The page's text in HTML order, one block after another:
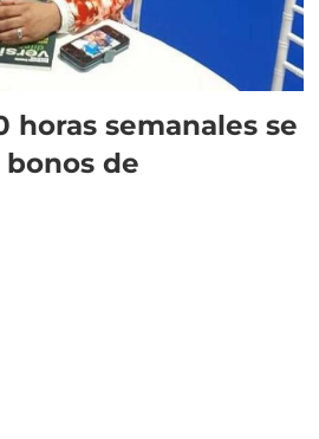
horas semanales se
de